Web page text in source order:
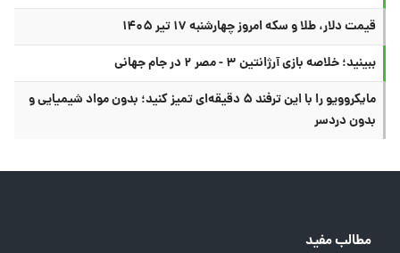
قیمت دلار، طلا و سکه امروز چهارشنبه ۱۷ تیر ۱۴۰۵
ببینید؛ خلاصه بازی آرژانتین ۳ - مصر ۲ در جام جهانی
مایکروویو را با این ترفند ۵ دقیقه‌ای تمیز کنید؛ بدون مواد شیمیایی و
بدون دردسر
مطالب مفید